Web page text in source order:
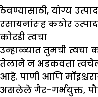
ठेवण्यासाठी, योग्य
रसायनांसह कठोर
कोरडी त्वचा
उन्हाळ्यात तुमची त्वचा
तेलाने न अडकवता
आहे. पाणी आणि
असलेले गैर-गर्भयुक्त,